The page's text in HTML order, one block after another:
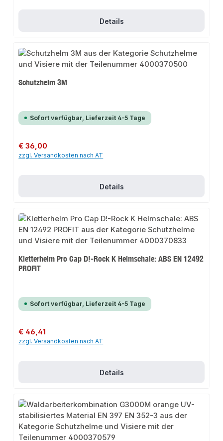
Details
Schutzhelm 3M
Sofort verfügbar, Lieferzeit 4-5 Tage
Regulärer Preis:
€ 36,00
zzgl. Versandkosten nach AT
Details
Kletterhelm Pro Cap D!-Rock K Helmschale: ABS EN 12492
PROFIT
Sofort verfügbar, Lieferzeit 4-5 Tage
Regulärer Preis:
€ 46,41
zzgl. Versandkosten nach AT
Details